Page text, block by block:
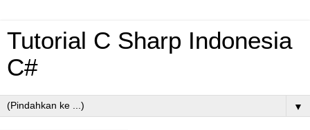
Tutorial C Sharp Indonesia
C#
▼